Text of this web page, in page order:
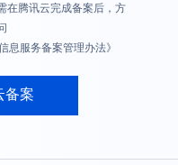
在腾讯云完成备案后，方
息服务备案管理办法》
备案